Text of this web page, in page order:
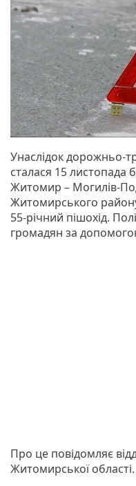
Унаслідок дорожньо-
сталася 15 листопада
Житомир – Могилів-
Житомирського
55-річний пішохід.
громадян за
Про це повідомляє
Житомирської області.